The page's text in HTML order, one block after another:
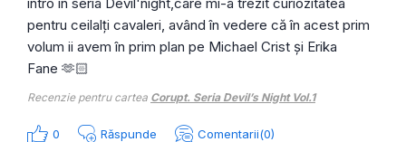
pentru ceilalți cavaleri, având în vedere că în acest prim
volum ii avem în prim plan pe Michael Crist și Erika
Fane 🫶🏻
Recenzie pentru cartea Corupt. Seria Devil’s Night Vol.1
0 Răspunde Comentarii(0)